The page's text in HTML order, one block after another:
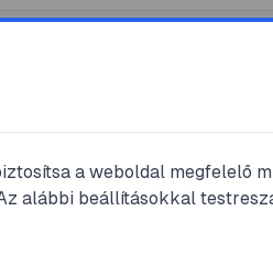
a weboldal megfelelő
alábbi beállításokkal